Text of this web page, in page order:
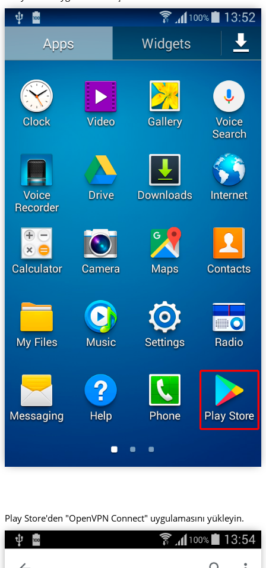
Play Store'den "OpenVPN Connect" uygulamasını yükleyin.